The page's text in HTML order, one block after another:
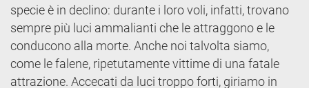
specie è in declino: durante i loro voli, infatti, trovano
sempre più luci ammalianti che le attraggono e le
conducono alla morte. Anche noi talvolta siamo,
come le falene, ripetutamente vittime di una fatale
attrazione. Accecati da luci troppo forti, giriamo in